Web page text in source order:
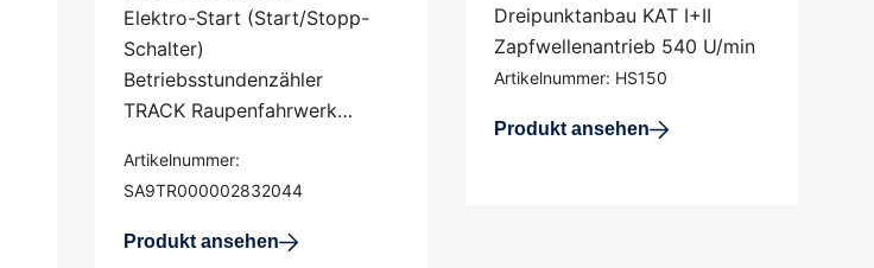
Elektro-Start (Start/Stopp-
Schalter)
Betriebsstundenzähler
TRACK Raupenfahrwerk…
Artikelnummer:
SA9TR000002832044
Produkt ansehen
Dreipunktanbau KAT I+II
Zapfwellenantrieb 540 U/min
Artikelnummer: HS150
Produkt ansehen